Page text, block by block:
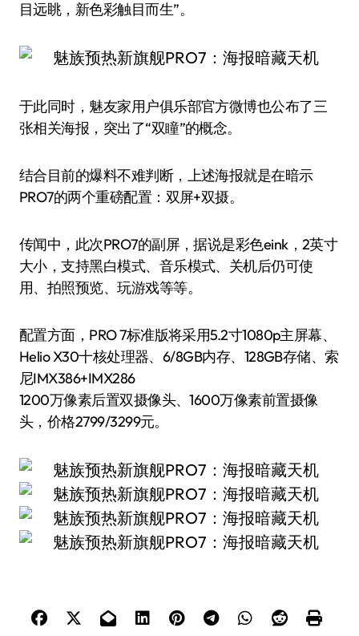
目远眺，新色彩触目而生”。
于此同时，魅友家用户俱乐部官方微博也公布了三
张相关海报，突出了“双瞳”的概念。
结合目前的爆料不难判断，上述海报就是在暗示
PRO7的两个重磅配置：双屏+双摄。
传闻中，此次PRO7的副屏，据说是彩色eink，2英寸
大小，支持黑白模式、音乐模式、关机后仍可使
用、拍照预览、玩游戏等等。
配置方面，PRO 7标准版将采用5.2寸1080p主屏幕、
Helio X30十核处理器、6/8GB内存、128GB存储、索
尼IMX386+IMX286
1200万像素后置双摄像头、1600万像素前置摄像
头，价格2799/3299元。